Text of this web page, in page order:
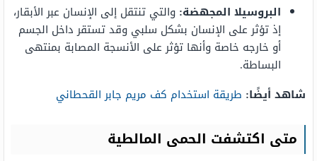
البروسيلا المجهضة: والتي تنتقل إلى الإنسان عبر الأبقار،
إذ تؤثر على الإنسان بشكل سلبي وقد تستقر داخل الجسم
أو خارجه خاصة وأنها تؤثر على الأنسجة المصابة بمنتهى
البساطة.
شاهد أيضًا: طريقة استخدام كف مريم جابر القحطاني
متى اكتشفت الحمى المالطية